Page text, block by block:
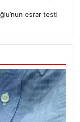
esrar testi